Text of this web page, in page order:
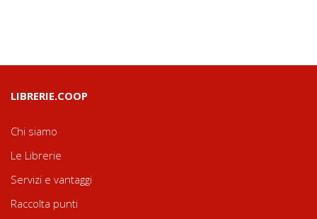
LIBRERIE.COOP
Chi siamo
Le Librerie
Servizi e vantaggi
Raccolta punti